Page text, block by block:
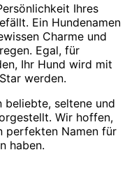
Ihres
Ein Hundenamen
Charme und
Egal, für
Ihr Hund wird mit
werden.
beliebte, seltene und
Wir hoffen,
perfekten Namen für
haben.